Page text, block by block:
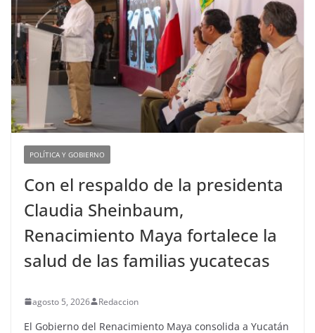
POLÍTICA Y GOBIERNO
Con el respaldo de la presidenta
Claudia Sheinbaum,
Renacimiento Maya fortalece la
salud de las familias yucatecas
agosto 5, 2026 Redaccion
El Gobierno del Renacimiento Maya consolida a Yucatán